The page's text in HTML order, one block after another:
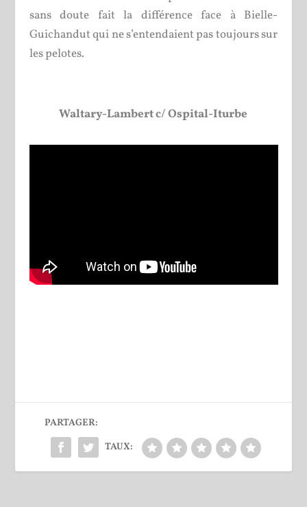
sans doute fait la différence face à Bielle-
Guichandut qui ne s’entendaient pas toujours sur
les pelotes.
Waltary-Lambert c/ Ospital-Iturbe
PARTAGER:
TAUX: